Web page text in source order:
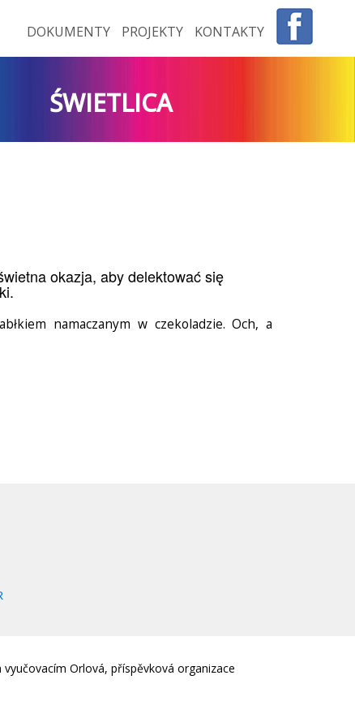
DOKUMENTY PROJEKTY KONTAKTY
ŚWIETLICA
okazja, aby delektować się
namaczanym w czekoladzie. Och, a
Orlová, příspěvková organizace